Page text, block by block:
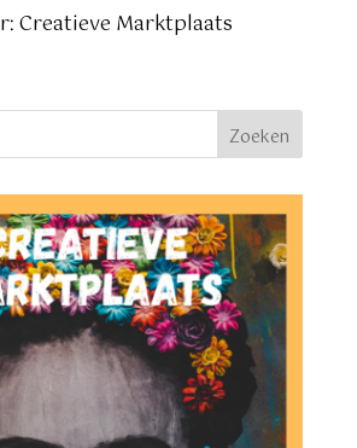
Creatieve Marktplaats
Zoeken